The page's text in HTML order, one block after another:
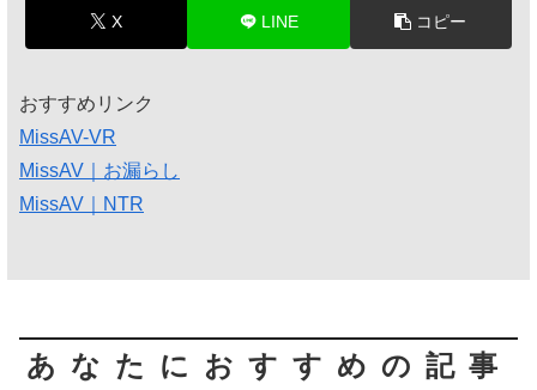
X LINE コピー
おすすめリンク
MissAV-VR
MissAV｜お漏らし
MissAV｜NTR
あなたにおすすめの記事